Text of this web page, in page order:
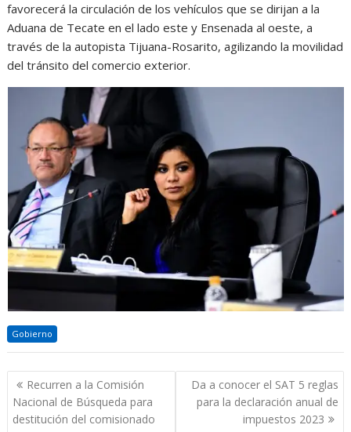
favorecerá la circulación de los vehículos que se dirijan a la
Aduana de Tecate en el lado este y Ensenada al oeste, a
través de la autopista Tijuana-Rosarito, agilizando la movilidad
del tránsito del comercio exterior.
Gobierno
Navegación
de
entradas
Recurren a la Comisión
Nacional de Búsqueda para
destitución del comisionado
Da a conocer el SAT 5 reglas
para la declaración anual de
impuestos 2023